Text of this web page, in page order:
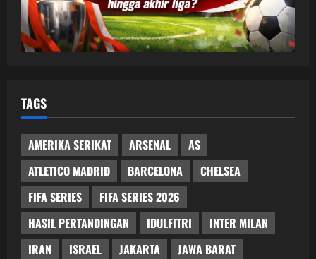
TAGS
AMERIKA SERIKAT ARSENAL
AS
ATLETICO MADRID
BARCELONA
CHELSEA
FIFA SERIES
FIFA SERIES 2026
HASIL PERTANDINGAN
IDULFITRI
INTER MILAN
IRAN
ISRAEL JAKARTA
JAWA BARAT